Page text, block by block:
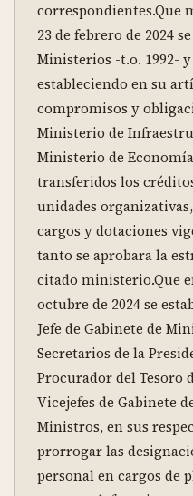
correspondientes.Que
23 de febrero de 2024
Ministerios -t.o. 1992-
estableciendo en su
compromisos y
Ministerio de
Ministerio de
transferidos los
unidades
cargos y dotaciones
tanto se aprobara la
citado ministerio.Que
octubre de 2024 se
Jefe de Gabinete de
Secretarios de la
Procurador del Tesoro
Vicejefes de Gabinete
Ministros, en sus
prorrogar las
personal en cargos de